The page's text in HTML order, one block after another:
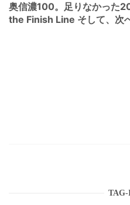
奥信濃100。足りなかった
the Finish Line そして、次